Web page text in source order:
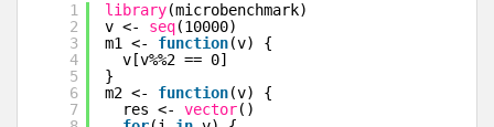
1
2
3
4
5
6
7
library(microbenchmark)
v <- seq(10000)
m1 <- function(v) {
v[v%%2 == 0]
}
m2 <- function(v) {
res <- vector()